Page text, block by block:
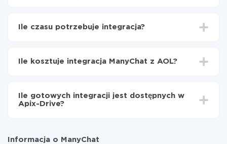
Włącz aktualizację
Ile czasu potrzebuje integracja?
od 5 do 30 minut. Konfiguracja zajmuje średnio 10-15
Ile kosztuje integracja ManyChat z AOL?
Płacisz tylko za ilość danych, która faktycznie jest
przekazywana z jednego z Twoich systemów do
Ile gotowych integracji jest dostępnych w
Apix-Drive?
Informacja o ManyChat